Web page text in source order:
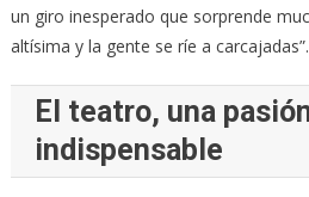
un giro inesperado que sorprende
altísima y la gente se ríe a carcajadas”.
El teatro, una
indispensable